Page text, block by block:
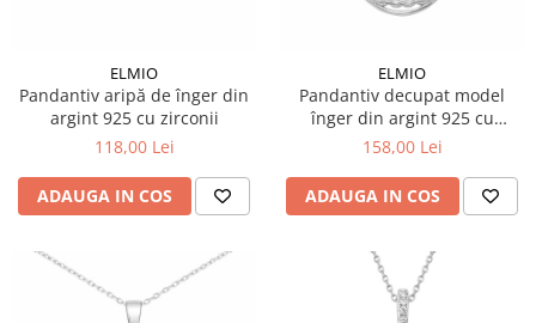
ELMIO
Pandantiv aripă de înger din
argint 925 cu zirconii
118,00 Lei
ADAUGA IN COS
ELMIO
Pandantiv decupat model
înger din argint 925 cu
zirconia
158,00 Lei
ADAUGA IN COS